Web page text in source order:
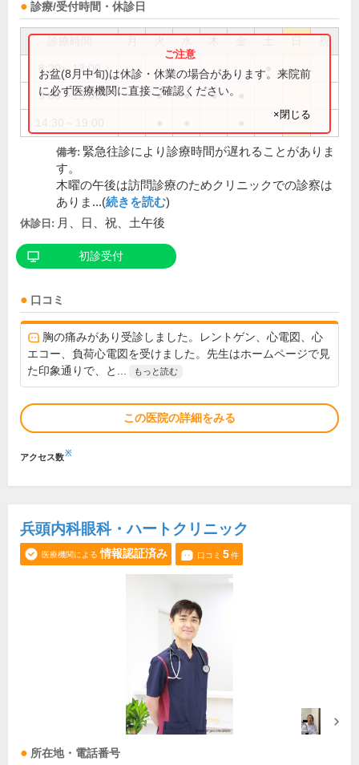
診療/受付時間・休診日
祝
8:30～13:00
9:00～13:00 ● ● ●
お盆(8月中旬)は休診・休業の場合があります。来院前
に必ず医療機関に直接ご確認ください。
×閉じる
備考: 緊急往診により診療時間が遅れることがありま
す。
木曜の午後は訪問診療のためクリニックでの診察は
ありま...(続きを読む)
休診日: 月、日、祝、土午後
初診受付
口コミ
胸の痛みがあり受診しました。レントゲン、心電図、心
エコー、負荷心電図を受けました。先生はホームページで見
た印象通りで、と...
もっと読む
この医院の詳細をみる
アクセス数※
兵頭内科眼科・ハートクリニック
医療機関による 情報認証済み 口コミ 5件
所在地・電話番号